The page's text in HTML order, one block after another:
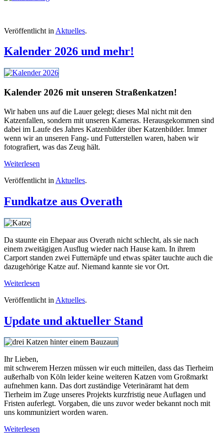
Veröffentlicht in Aktuelles.
Kalender 2026 und mehr!
Kalender 2026 mit unseren Straßenkatzen!
Wir haben uns auf die Lauer gelegt; dieses Mal nicht mit den
Katzenfallen, sondern mit unseren Kameras. Herausgekommen sind
dabei im Laufe des Jahres Katzenbilder über Katzenbilder. Immer
wenn wir an unseren Fang- und Futterstellen waren, haben wir
fotografiert, was das Zeug hält.
Weiterlesen
Veröffentlicht in Aktuelles.
Fundkatze aus Overath
Da staunte ein Ehepaar aus Overath nicht schlecht, als sie nach
einem zweitägigen Ausflug wieder nach Hause kam. In ihrem
Carport standen zwei Futternäpfe und etwas später tauchte auch die
dazugehörige Katze auf. Niemand kannte sie vor Ort.
Weiterlesen
Veröffentlicht in Aktuelles.
Update und aktueller Stand
Ihr Lieben,
mit schwerem Herzen müssen wir euch mitteilen, dass das Tierheim
außerhalb von Köln leider keine weiteren Katzen vom Großmarkt
aufnehmen kann. Das dort zuständige Veterinäramt hat dem
Tierheim im Zuge unseres Projekts kurzfristig neue Auflagen und
Fristen auferlegt. Vorgaben, die uns zuvor weder bekannt noch mit
uns kommuniziert worden waren.
Weiterlesen